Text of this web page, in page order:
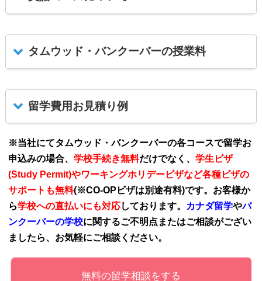
タムウッド・バンクーバーの授業料
留学費用お見積り例
※当社にてタムウッド・バンクーバーの各コースで留学お
申込みの場合、 学校手続き無料だけでなく、 学生ビザ
(Study Permit)やワーキングホリデービザなど各種ビザの
サポートも無料(※CO-OPビザは別途有料)です。お客様か
ら学校への直払いにも対応しております。 カナダ留学やバ
ンクーバーの学校に関するご不明点またはご相談がござい
ましたら、お気軽にご相談ください。
無料の留学相談をする